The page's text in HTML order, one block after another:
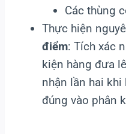
Các thùng
Thực hiện
điểm: Tích xác
kiện hàng đưa
nhận lần hai
đúng vào phân